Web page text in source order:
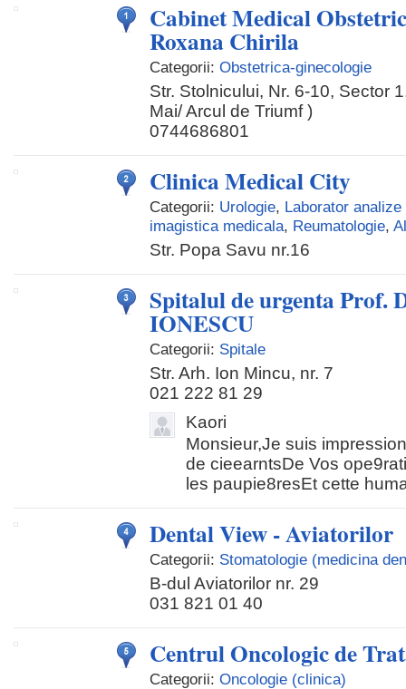
Cabinet Medical
Roxana Chirila
Categorii: Obstetrica-ginecologie
Str. Stolnicului, Nr. 6-10, Sector
Mai/ Arcul de Triumf )
0744686801
Clinica Medical City
Categorii: Urologie, Laborator
imagistica medicala, Reumatologie,
Str. Popa Savu nr.16
Spitalul de urgenta Prof.
IONESCU
Categorii: Spitale
Str. Arh. Ion Mincu, nr. 7
021 222 81 29
Kaori
Monsieur,Je suis
de cieearntsDe Vos
les paupie8resEt cette
Dental View - Aviatorilor
Categorii: Stomatologie (medicina
B-dul Aviatorilor nr. 29
031 821 01 40
Centrul Oncologic de
Categorii: Oncologie (clinica)